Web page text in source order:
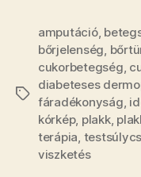
Címkék
amputáció,
bőrjelenség
cukorbetegség
diabeteses
fáradékonyság
kórkép, plakk,
terápia
viszketés